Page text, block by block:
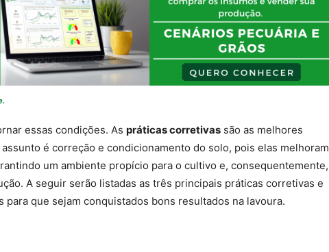
essas condições. As práticas corretivas são as melhores
é correção e condicionamento do solo, pois elas melhoram
um ambiente propício para o cultivo e, consequentemente,
A seguir serão listadas as três principais práticas corretivas e
para que sejam conquistados bons resultados na lavoura.